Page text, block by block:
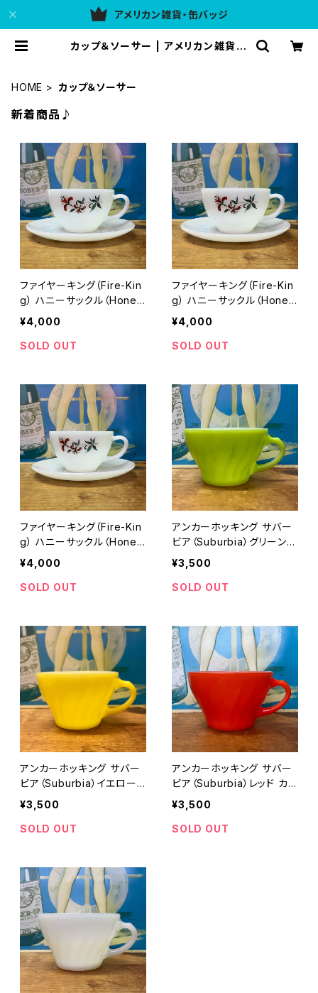
アメリカン雑貨・缶バッジ
カップ＆ソーサー | アメリカン雑貨 4
HOME カップ＆ソーサー
新着商品♪
ファイヤーキング（Fire-Kin
g） ハニーサックル（Honey
Suckle）カップ＆ソーサー
（HS-001）
¥4,000
SOLD OUT
ファイヤーキング（Fire-Kin
g） ハニーサックル（Honey
Suckle）カップ＆ソーサー
（HS-002）
¥4,000
SOLD OUT
ファイヤーキング（Fire-Kin
g） ハニーサックル（Honey
Suckle）カップ＆ソーサー
（HS-003）
¥4,000
SOLD OUT
アンカーホッキング サバー
ビア（Suburbia）グリーン
カップ ファイヤーキング（Fir
e-King）
¥3,500
SOLD OUT
アンカーホッキング サバー
ビア（Suburbia）イエロー
カップ ファイヤーキング（Fir
e-King）
¥3,500
SOLD OUT
アンカーホッキング サバー
ビア（Suburbia）レッド カッ
プ ファイヤーキング（Fire-K
ing）
¥3,500
SOLD OUT